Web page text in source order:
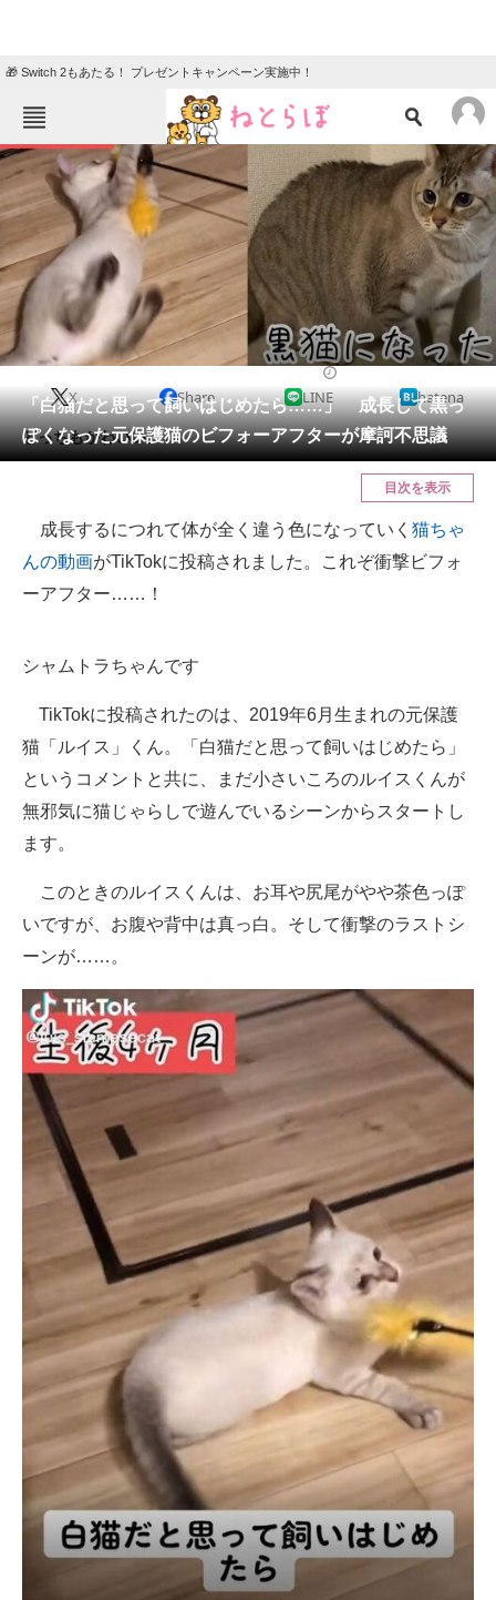
🎁 Switch 2もあたる！ プレゼントキャンペーン実施中！
ねとらぼメニュー
TOP ニュース
エンタメ クイズ
グルメ 地域
住まい 教育・育児
動物 リサーチ
会員記事
メディア
ITの今と未来を見通す
スマホと通信の最新トレンド
AI活用のいまが分かる
マーケ×ITの今がよく分かる
企業向けIT製品の総合サイト
IT製品の技術・比較・事例
製造業のIT導入・活用を支援
モノづくり技術者専門サイト
エレクトロニクス専門サイト
電子設計の基本と応用
エネルギーの専門メディア
建設×テクノロジーの最前線
ちょっと気になるネットの話題
「白猫だと思って飼いはじめたら……」 成長して黒っ
ぽくなった元保護猫のビフォーアフターが摩訶不思議
X Share LINE hatena
どっちもかわいい。
目次を表示
成長するにつれて体が全く違う色になっていく 猫ちゃ
んの動画がTikTokに投稿されました。これぞ衝撃ビフォ
ーアフター……！
シャムトラちゃんです
TikTokに投稿されたのは、2019年6月生まれの元保護
猫「ルイス」くん。「白猫だと思って飼いはじめたら」
というコメントと共に、まだ小さいころのルイスくんが
無邪気に猫じゃらしで遊んでいるシーンからスタートし
ます。
このときのルイスくんは、お耳や尻尾がやや茶色っぽ
いですが、お腹や背中は真っ白。そして衝撃のラストシ
ーンが……。